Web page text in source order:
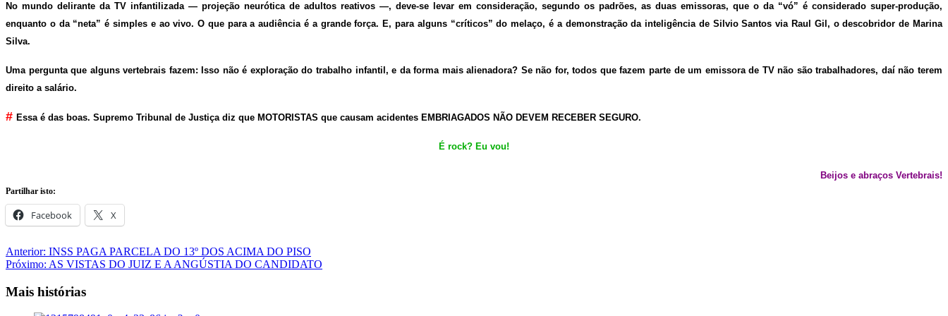
No mundo delirante da TV infantilizada — projeção neurótica de adultos reativos —, deve-se levar em consideração, segundo os padrões, as duas emissoras, que o da “vó” é considerado super-produção,
enquanto o da “neta” é simples e ao vivo. O que para a audiência é a grande força. E, para alguns “críticos” do melaço, é a demonstração da inteligência de Silvio Santos via Raul Gil, o descobridor de Marina
Silva.
Uma pergunta que alguns vertebrais fazem: Isso não é exploração do trabalho infantil, e da forma mais alienadora? Se não for, todos que fazem parte de um emissora de TV não são trabalhadores, daí não terem
direito a salário.
# Essa é das boas. Supremo Tribunal de Justiça diz que MOTORISTAS que causam acidentes EMBRIAGADOS NÃO DEVEM RECEBER SEGURO.
É rock? Eu vou!
Beijos e abraços Vertebrais!
Partilhar isto:
Facebook X
Navegação
de
artigos
Anterior: INSS PAGA PARCELA DO 13º DOS ACIMA DO PISO
Próximo: AS VISTAS DO JUIZ E A ANGÚSTIA DO CANDIDATO
Mais histórias